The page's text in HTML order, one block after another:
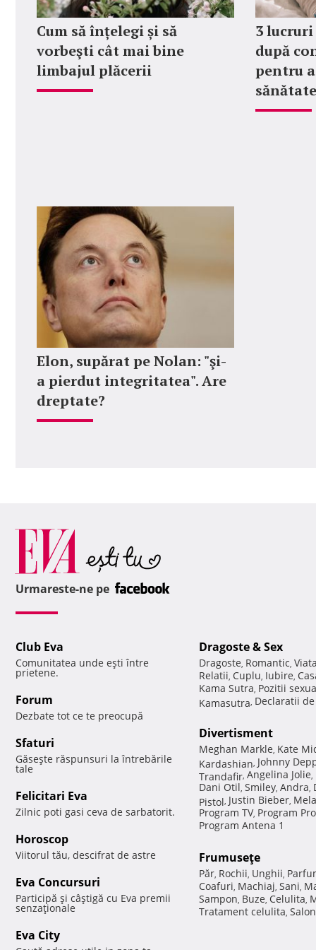
Cum să înțelegi și să
vorbeşti cât mai bine
limbajul plăcerii
3 lucruri
după
pentru
Elon, supărat pe Nolan: "şi-
a pierdut integritatea". Are
dreptate?
Urmareste-ne pe
Club Eva
Comunitatea unde eşti între
prietene.
Forum
Dezbate tot ce te preocupă
Sfaturi
Găseşte răspunsuri la întrebările
tale
Felicitari Eva
Zilnic poti gasi ceva de sarbatorit.
Horoscop
Viitorul tău, descifrat de astre
Eva Concursuri
Participă şi câştigă cu Eva premii
senzaţionale
Eva City
Dragoste & Sex
Dragoste, Romantic,
Relatii, Cuplu, Iubire,
Kama Sutra, Pozitii
Kamasutra, Declaratii
Divertisment
Meghan Markle, Kate
Kardashian, Johnny
Trandafir, Angelina Jolie,
Dani Otil, Smiley, Andra,
Pistol, Justin Bieber,
Program TV, Program
Program Antena 1
Frumuseţe
Păr, Rochii, Unghii,
Coafuri, Machiaj, Sani,
Sampon, Buze, Celulita,
Tratament celulita,